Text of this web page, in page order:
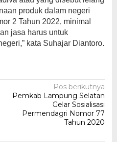
produk dalam negeri
2 Tahun 2022, minimal
jasa harus untuk
kata Suhajar Diantoro.
Pos berikutnya
Pemkab Lampung Selatan
Gelar Sosialisasi
Permendagri Nomor 77
Tahun 2020